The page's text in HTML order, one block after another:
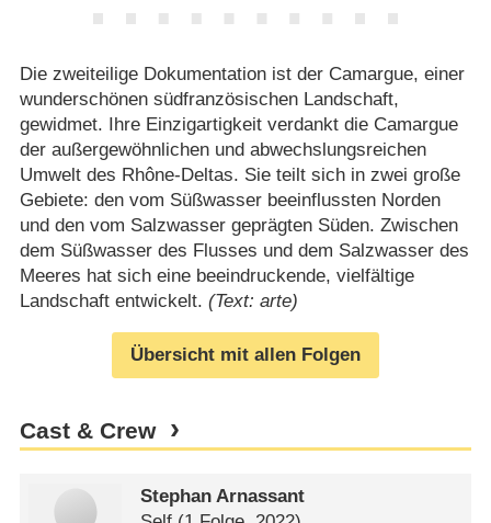
Die zweiteilige Dokumentation ist der Camargue, einer
wunderschönen südfranzösischen Landschaft,
gewidmet. Ihre Einzigartigkeit verdankt die Camargue
der außergewöhnlichen und abwechslungsreichen
Umwelt des Rhône-Deltas. Sie teilt sich in zwei große
Gebiete: den vom Süßwasser beeinflussten Norden
und den vom Salzwasser geprägten Süden. Zwischen
dem Süßwasser des Flusses und dem Salzwasser des
Meeres hat sich eine beeindruckende, vielfältige
Landschaft entwickelt. (Text: arte)
Übersicht mit allen Folgen
Cast & Crew
Stephan Arnassant